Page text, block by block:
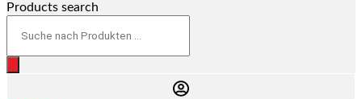
Products search